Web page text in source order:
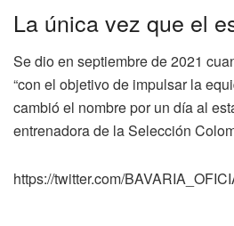
La única vez que el
Se dio en septiembre de 2021
“con el objetivo de impulsar la
cambió el nombre por un día al
entrenadora de la Selección
https://twitter.com/